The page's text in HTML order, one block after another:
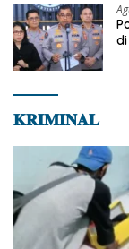
𝐊𝐑𝐈𝐌𝐈𝐍𝐀𝐋